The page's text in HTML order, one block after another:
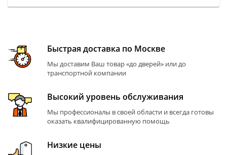
Быстрая доставка по Москве
Мы доставим Ваш товар «до дверей» или до
транспортной компании
Высокий уровень обслуживания
Мы профессионалы в своей области и всегда готовы
оказать квалифицированную помощь
Низкие цены